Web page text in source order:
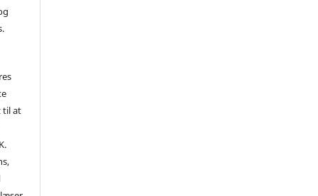
til at